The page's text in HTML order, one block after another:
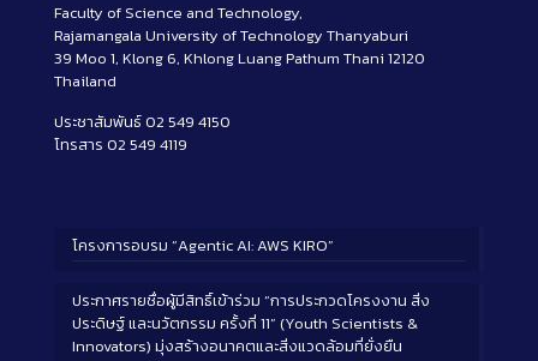
Faculty of Science and Technology,
Rajamangala University of Technology Thanyaburi
39 Moo 1, Klong 6, Khlong Luang Pathum Thani 12120
Thailand
ประชาสัมพันธ์ 02 549 4150
โทรสาร 02 549 4119
โครงการอบรม “Agentic AI: AWS KIRO”
ประกาศรายชื่อผู้มีสิทธิ์เข้าร่วม “การประกวดโครงงาน สิ่ง
ประดิษฐ์ และนวัตกรรม ครั้งที่ 11” (Youth Scientists &
Innovators) มุ่งสร้างอนาคตและสิ่งแวดล้อมที่ยั่งยืน